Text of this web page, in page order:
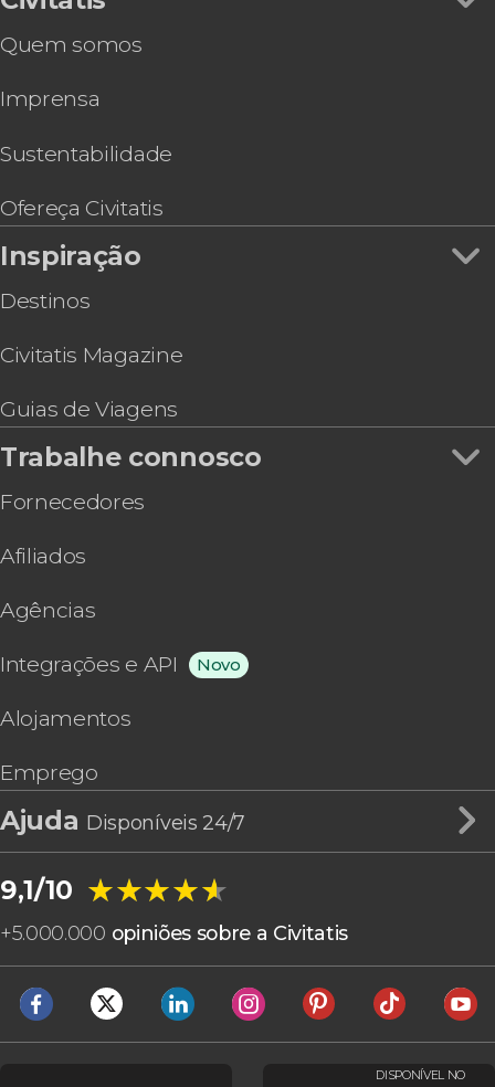
Quem somos
Imprensa
Sustentabilidade
Ofereça Civitatis
Inspiração
Destinos
Civitatis Magazine
Guias de Viagens
Trabalhe connosco
Fornecedores
Afiliados
Agências
Integrações e API Novo
Alojamentos
Emprego
Ajuda Disponíveis 24/7
9,1/10 ★★★★★
★★★★★
+5.000.000 opiniões sobre a Civitatis
DISPONÍVEL NO